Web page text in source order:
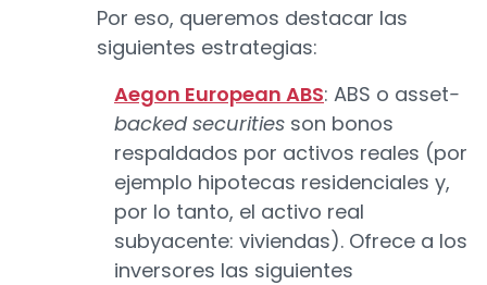
Por eso, queremos destacar las
siguientes estrategias:
Aegon European ABS: ABS o asset-
backed securities son bonos
respaldados por activos reales (por
ejemplo hipotecas residenciales y,
por lo tanto, el activo real
subyacente: viviendas). Ofrece a los
inversores las siguientes